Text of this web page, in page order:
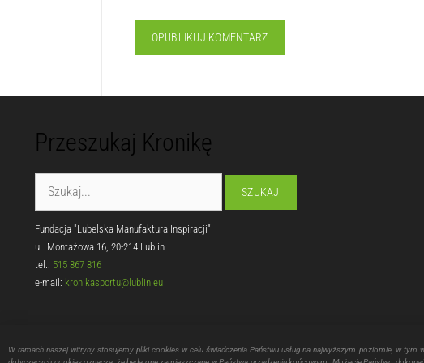
Przeszukaj Kronikę
Fundacja "Lubelska Manufaktura Inspiracji"
ul. Montażowa 16, 20-214 Lublin
tel.: 515 867 816
e-mail: kronikasportu@lublin.eu
W ramach naszej witryny stosujemy pliki cookies w celu świadczenia Państwu usług na najwyższym poziomie, w